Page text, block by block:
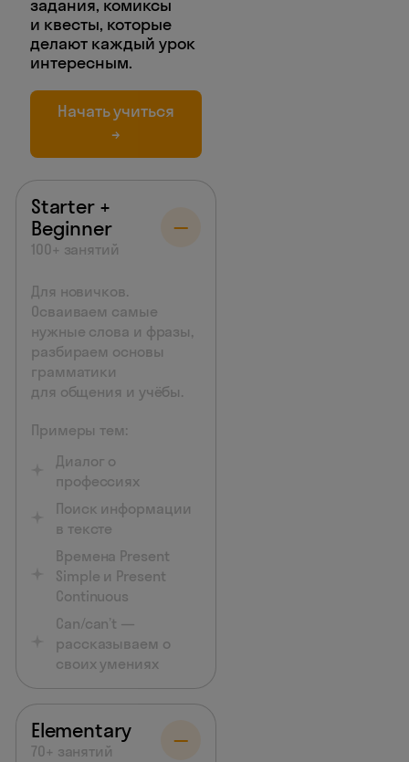
задания, комиксы
и квесты, которые
делают каждый урок
интересным.
Начать учиться
→
Starter +
Beginner
100+ занятий
Для новичков.
Осваиваем самые
нужные слова и фразы,
разбираем основы
грамматики
для общения и учёбы.
Примеры тем:
Диалог о
профессиях
Поиск информации
в тексте
Времена Present
Simple и Present
Continuous
Can/can’t —
рассказываем о
своих умениях
Elementary
70+ занятий